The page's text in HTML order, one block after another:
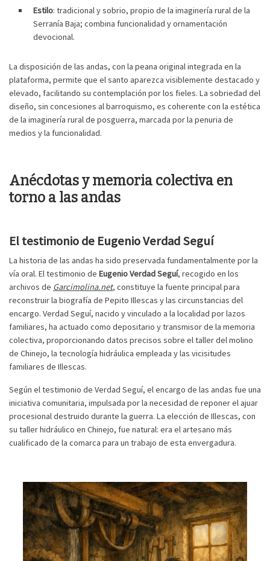
Estilo: tradicional y sobrio, propio de la imaginería rural de la
Serranía Baja; combina funcionalidad y ornamentación
devocional.
La disposición de las andas, con la peana original integrada en la
plataforma, permite que el santo aparezca visiblemente destacado y
elevado, facilitando su contemplación por los fieles. La sobriedad del
diseño, sin concesiones al barroquismo, es coherente con la estética
de la imaginería rural de posguerra, marcada por la penuria de
medios y la funcionalidad.
Anécdotas y memoria colectiva en
torno a las andas
El testimonio de Eugenio Verdad Seguí
La historia de las andas ha sido preservada fundamentalmente por la
vía oral. El testimonio de Eugenio Verdad Seguí, recogido en los
archivos de Garcimolina.net, constituye la fuente principal para
reconstruir la biografía de Pepito Illescas y las circunstancias del
encargo. Verdad Seguí, nacido y vinculado a la localidad por lazos
familiares, ha actuado como depositario y transmisor de la memoria
colectiva, proporcionando datos precisos sobre el taller del molino
de Chinejo, la tecnología hidráulica empleada y las vicisitudes
familiares de Illescas.
Según el testimonio de Verdad Seguí, el encargo de las andas fue una
iniciativa comunitaria, impulsada por la necesidad de reponer el ajuar
procesional destruido durante la guerra. La elección de Illescas, con
su taller hidráulico en Chinejo, fue natural: era el artesano más
cualificado de la comarca para un trabajo de esta envergadura.